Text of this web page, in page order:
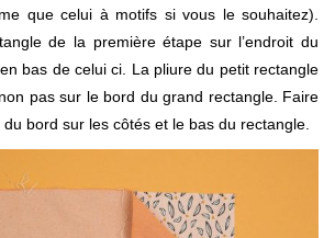
que celui à motifs si vous le souhaitez).
de la première étape sur l’endroit du
bas de celui ci. La pliure du petit rectangle
pas sur le bord du grand rectangle. Faire
bord sur les côtés et le bas du rectangle.